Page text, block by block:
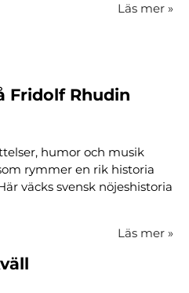
Läs mer »
Fridolf Rhudin
humor och musik
rymmer en rik historia
väcks svensk nöjeshistoria
Läs mer »